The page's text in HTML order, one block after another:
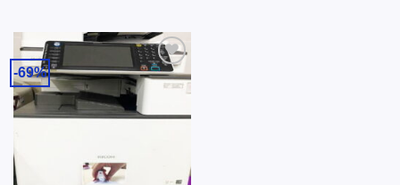
8.000.000 ₫.
-69%
Add to
wishlist